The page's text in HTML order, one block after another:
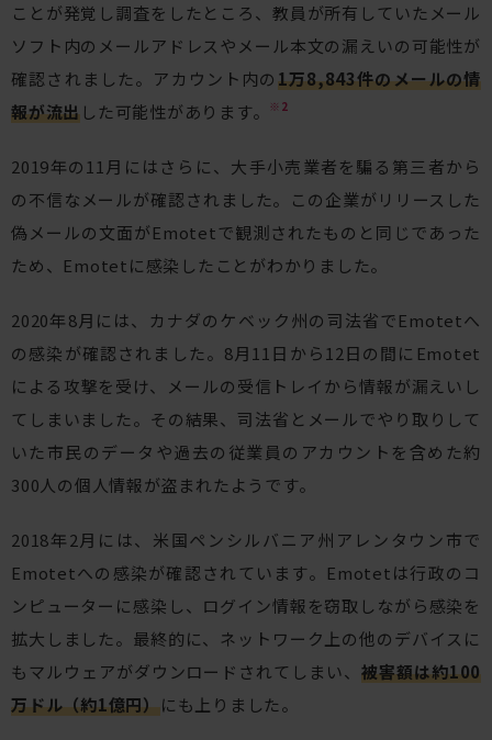
ことが発覚し調査をしたところ、教員が所有していたメール
ソフト内のメールアドレスやメール本文の漏えいの可能性が
確認されました。アカウント内の1万8,843件のメールの情
報が流出した可能性があります。 ※2
2019年の11月にはさらに、大手小売業者を騙る第三者から
の不信なメールが確認されました。この企業がリリースした
偽メールの文面がEmotetで観測されたものと同じであった
ため、Emotetに感染したことがわかりました。
2020年8月には、カナダのケベック州の司法省でEmotetへ
の感染が確認されました。8月11日から12日の間にEmotet
による攻撃を受け、メールの受信トレイから情報が漏えいし
てしまいました。その結果、司法省とメールでやり取りして
いた市民のデータや過去の従業員のアカウントを含めた約
300人の個人情報が盗まれたようです。
2018年2月には、米国ペンシルバニア州アレンタウン市で
Emotetへの感染が確認されています。Emotetは行政のコ
ンピューターに感染し、ログイン情報を窃取しながら感染を
拡大しました。最終的に、ネットワーク上の他のデバイスに
もマルウェアがダウンロードされてしまい、 被害額は約100
万ドル（約1億円）にも上りました。